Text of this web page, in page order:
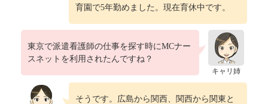
育園で5年勤めました。現在育休中です。
キャリ姉
東京で派遣看護師の仕事を探す時にMCナー
スネットを利用されたんですね？
そうです。広島から関西、関西から関東と